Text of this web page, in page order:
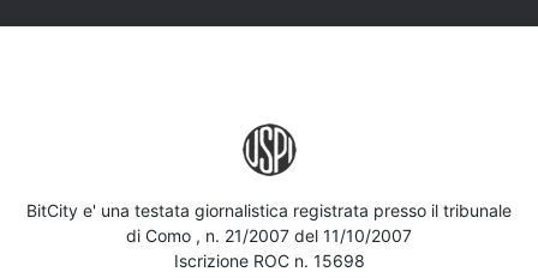
BitCity e' una testata giornalistica registrata presso il tribunale
di Como , n. 21/2007 del 11/10/2007
Iscrizione ROC n. 15698